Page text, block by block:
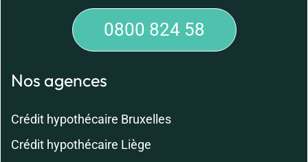
0800 824 58
Nos agences
Crédit hypothécaire Bruxelles
Crédit hypothécaire Liège